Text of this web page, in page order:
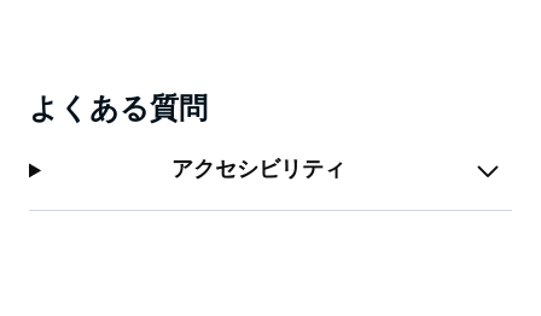
よくある質問
アクセシビリティ